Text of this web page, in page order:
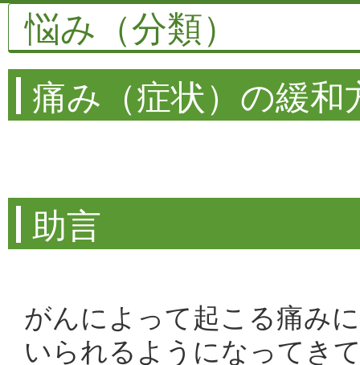
悩み（分類）
痛み（症状）の緩和
助言
がんによって起こる痛み
いられるようになってき